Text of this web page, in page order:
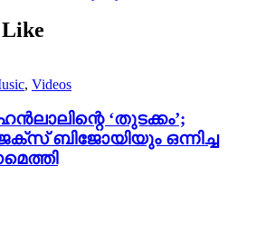
, Videos
‘തുടക്കം’;
ബിജോയിയും ഒന്നിച്ച